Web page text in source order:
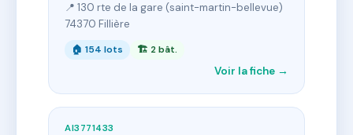
📍 130 rte de la gare (saint-martin-bellevue)
74370 Fillière
🏠 154 lots 🏗 2 bât.
Voir la fiche →
AI3771433